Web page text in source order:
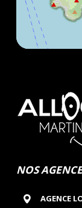
NOS
AGENCE